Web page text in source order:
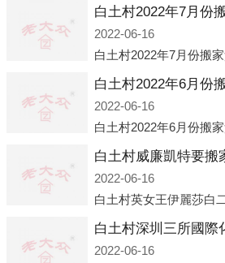
2022-06-16
2022-06-16
白土村威廉凱特要搬
2022-06-16
2022-06-16